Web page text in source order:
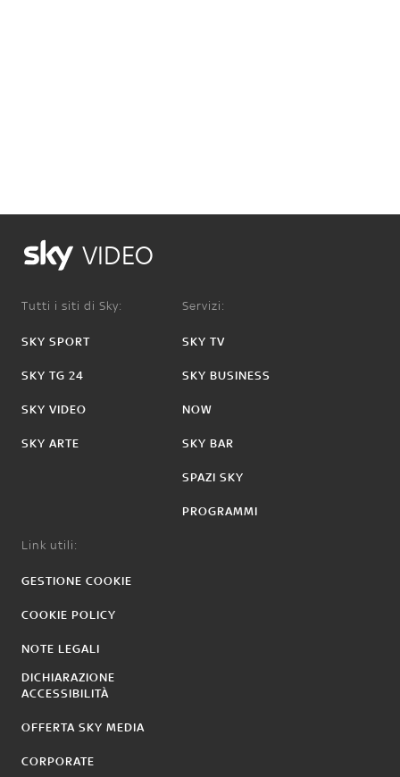
VIDEO
Tutti i siti di Sky:
SKY SPORT
SKY TG 24
SKY VIDEO
SKY ARTE
Servizi:
SKY TV
SKY BUSINESS
NOW
SKY BAR
SPAZI SKY
PROGRAMMI
Link utili:
GESTIONE COOKIE
COOKIE POLICY
NOTE LEGALI
DICHIARAZIONE
ACCESSIBILITÀ
OFFERTA SKY MEDIA
CORPORATE